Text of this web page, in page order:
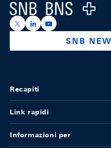
Logo
https://x.com/snb_bns
https://https://
SNB
Recapiti
Link rapidi
Informazioni per